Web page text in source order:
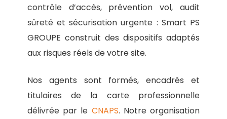
caméras et accès pour les
entreprises multi-sites
implantées dans l’Ain ou en
Auvergne-Rhône-Alpes.
contrôle d’accès, prévention vol, audit
sûreté et sécurisation urgente : Smart PS
GROUPE construit des dispositifs adaptés
aux risques réels de votre site.
Nos agents sont formés, encadrés et
titulaires de la carte professionnelle
délivrée par le CNAPS. Notre organisation